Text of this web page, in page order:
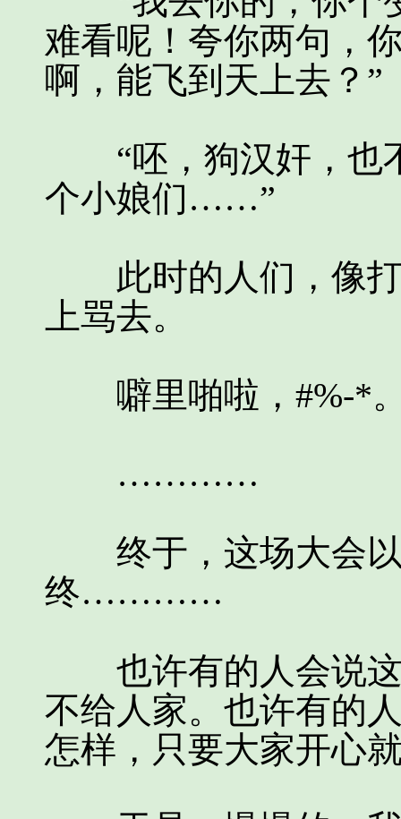
难看呢！夸你两句，
啊，能飞到天上去？”
“呸，狗汉奸，也
个小娘们……”
此时的人们，像打
上骂去。
噼里啪啦，#%-*
…………
终于，这场大会以
终…………
也许有的人会说这
不给人家。也许有的
怎样，只要大家开心